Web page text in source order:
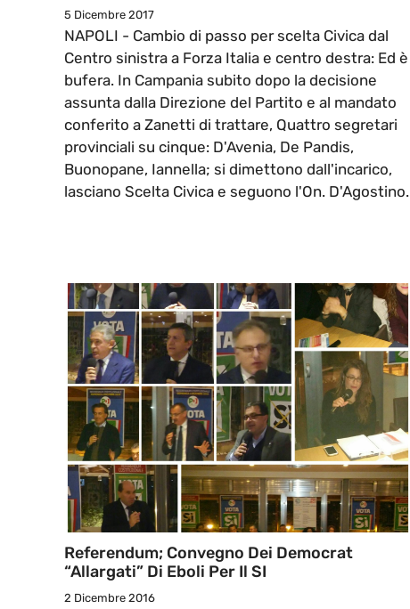
5 Dicembre 2017
NAPOLI - Cambio di passo per scelta Civica dal
Centro sinistra a Forza Italia e centro destra: Ed è
bufera. In Campania subito dopo la decisione
assunta dalla Direzione del Partito e al mandato
conferito a Zanetti di trattare, Quattro segretari
provinciali su cinque: D'Avenia, De Pandis,
Buonopane, Iannella; si dimettono dall'incarico,
lasciano Scelta Civica e seguono l'On. D'Agostino.
Referendum; Convegno Dei Democrat
“allargati” Di Eboli Per Il SI
2 Dicembre 2016